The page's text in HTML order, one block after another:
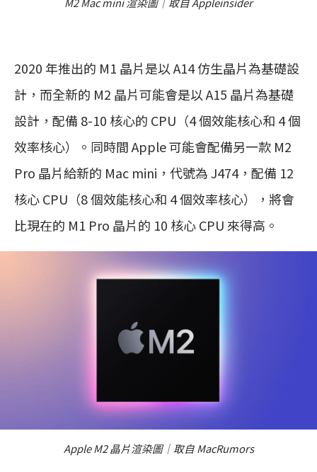
2020 年推出的 M1 晶片是以 A14 仿生晶片為基礎設
計，而全新的 M2 晶片可能會是以 A15 晶片為基礎
設計，配備 8-10 核心的 CPU（4 個效能核心和 4 個
效率核心）。同時間 Apple 可能會配備另一款 M2
Pro 晶片給新的 Mac mini，代號為 J474，配備 12
核心 CPU（8 個效能核心和 4 個效率核心），將會
比現在的 M1 Pro 晶片的 10 核心 CPU 來得高。
Apple M2 晶片渲染圖｜取自 MacRumors